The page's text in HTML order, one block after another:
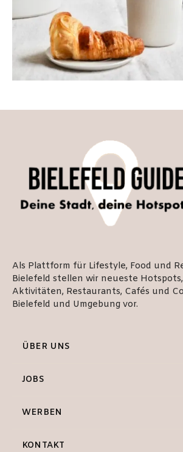
Als Plattform für Lifestyle, Food und
Bielefeld stellen wir neueste Hotspots,
Aktivitäten, Restaurants, Cafés und
Bielefeld und Umgebung vor.
ÜBER UNS
JOBS
WERBEN
KONTAKT